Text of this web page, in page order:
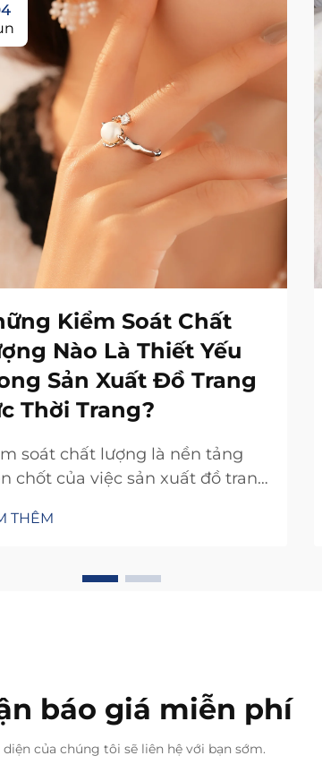
Kiểm Soát Chất
Nào Là Thiết Yếu
Sản Xuất Đồ Trang
Thời Trang?
soát chất lượng là nền tảng
chốt của việc sản xuất đồ trang
liệu một sản phẩm sẽ trở
một món mua sắm gây thất
THÊM
báo giá miễn phí
của chúng tôi sẽ liên hệ với bạn sớm.